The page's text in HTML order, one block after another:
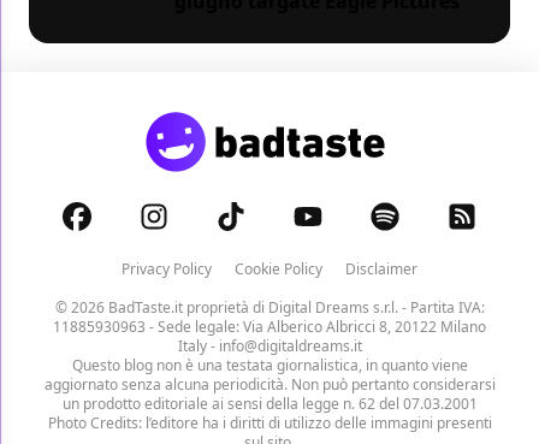
Privacy Policy Cookie Policy
Disclaimer
© 2026 BadTaste.it proprietà di Digital Dreams s.r.l.- Partita IVA:
11885930963 - Sede legale: Via Alberico Albricci 8, 20122 Milano
Italy - info@digitaldreams.it
Questo blog non è una testata giornalistica, in quanto viene
aggiornato senza alcuna periodicità. Non può pertanto considerarsi
un prodotto editoriale ai sensi della legge n. 62 del 07.03.2001
Photo Credits: l’editore ha i diritti di utilizzo delle immagini presenti